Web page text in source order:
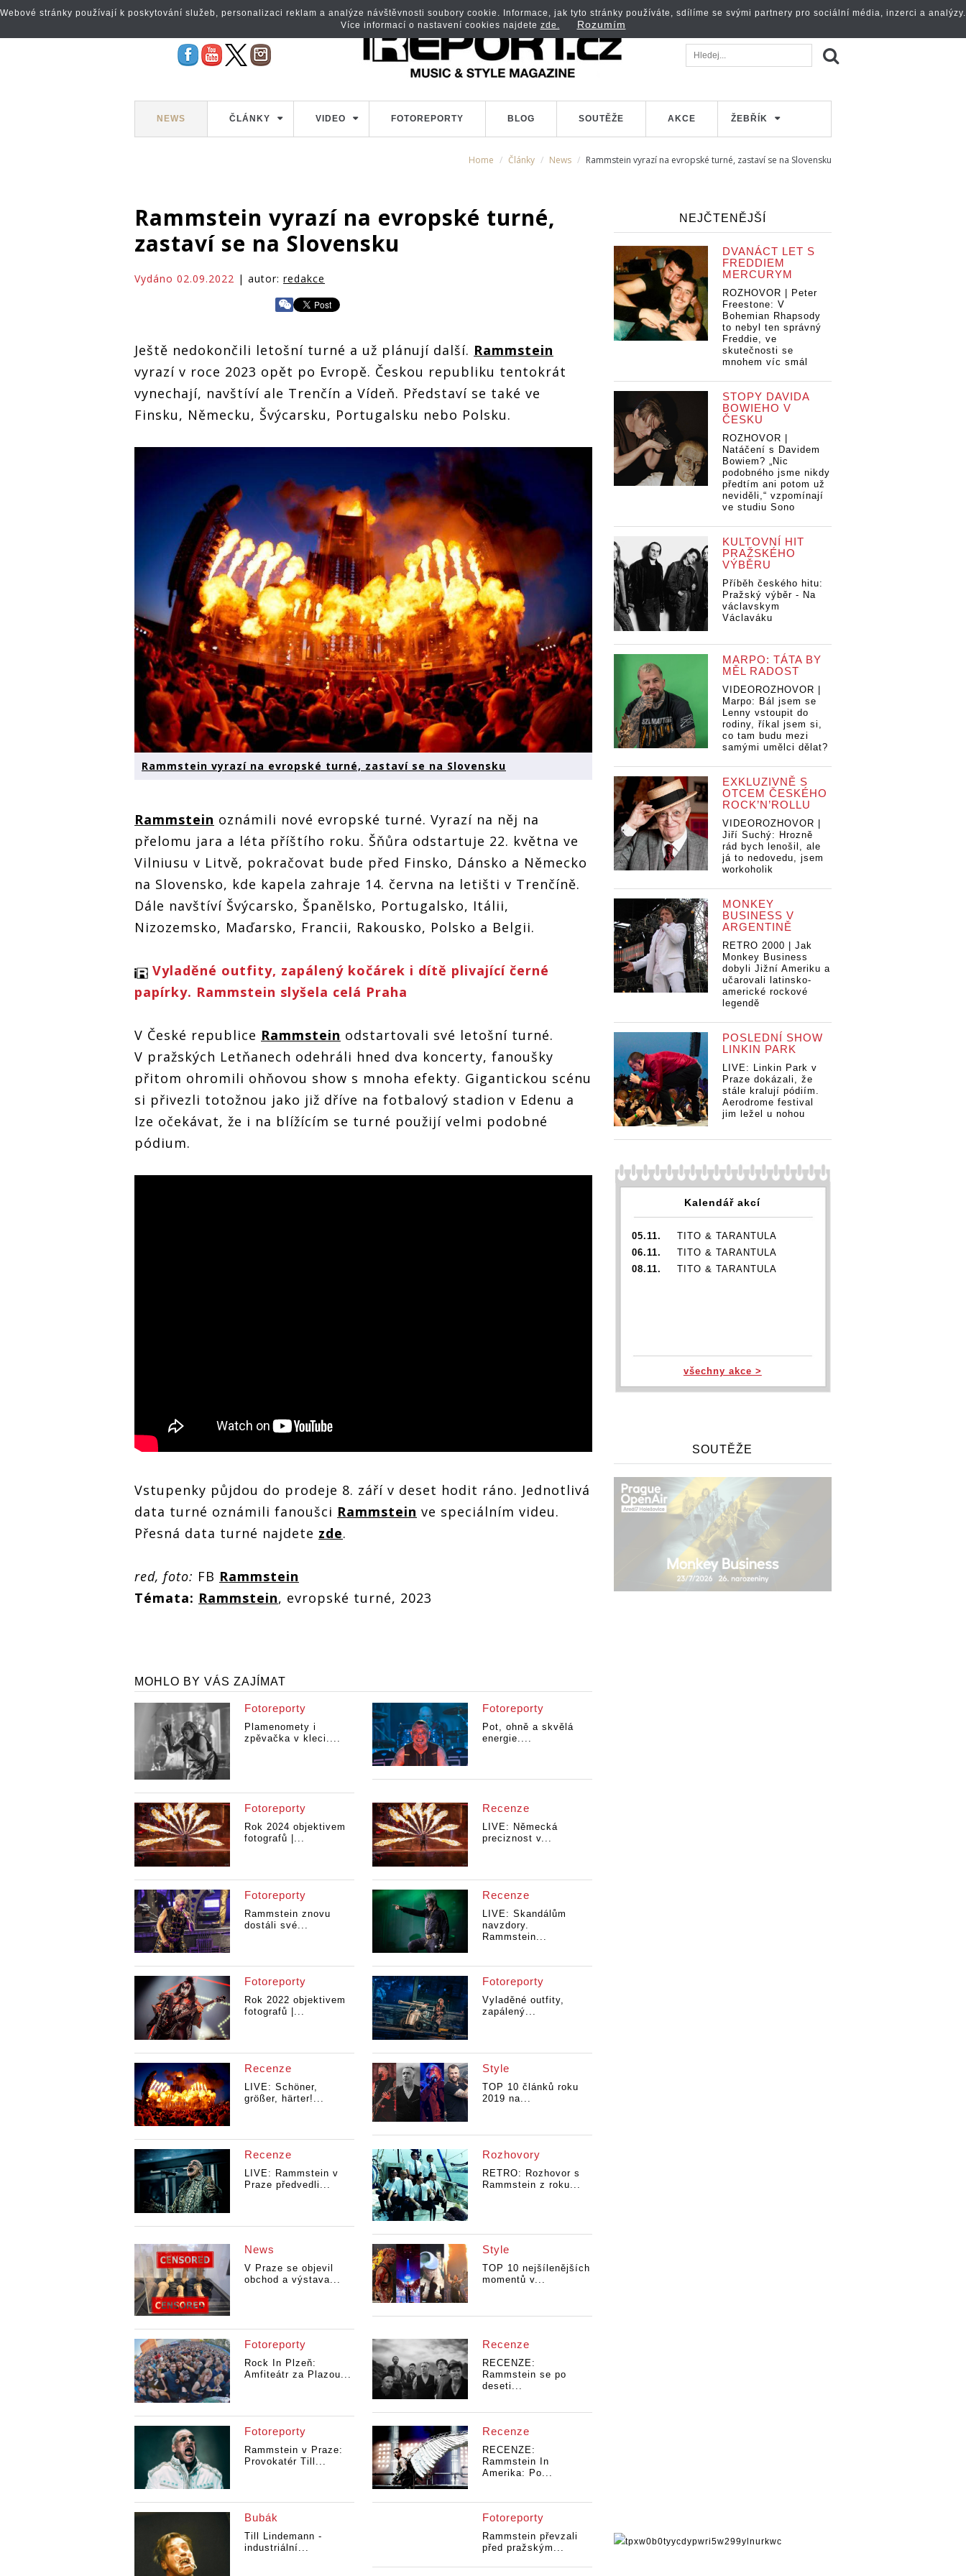
NEWS ČLÁNKY VIDEO FOTOREPORTY BLOG SOUTĚŽE AKCE ŽEBŘÍK
Home Články News Rammstein vyrazí na evropské turné, zastaví se na Slovensku
Rammstein vyrazí na evropské turné,
zastaví se na Slovensku
Vydáno 02.09.2022 | autor: redakce
Ještě nedokončili letošní turné a už plánují další. Rammstein
vyrazí v roce 2023 opět po Evropě. Českou republiku tentokrát
vynechají, navštíví ale Trenčín a Vídeň. Představí se také ve
Finsku, Německu, Švýcarsku, Portugalsku nebo Polsku.
Rammstein vyrazí na evropské turné, zastaví se na Slovensku
Rammstein oznámili nové evropské turné. Vyrazí na něj na
přelomu jara a léta příštího roku. Šňůra odstartuje 22. května ve
Vilniusu v Litvě, pokračovat bude před Finsko, Dánsko a Německo
na Slovensko, kde kapela zahraje 14. června na letišti v Trenčíně.
Dále navštíví Švýcarsko, Španělsko, Portugalsko, Itálii,
Nizozemsko, Maďarsko, Francii, Rakousko, Polsko a Belgii.
Vyladěné outfity, zapálený kočárek i dítě plivající černé
papírky. Rammstein slyšela celá Praha
V České republice Rammstein odstartovali své letošní turné.
V pražských Letňanech odehráli hned dva koncerty, fanoušky
přitom ohromili ohňovou show s mnoha efekty. Gigantickou scénu
si přivezli totožnou jako již dříve na fotbalový stadion v Edenu a
lze očekávat, že i na blížícím se turné použijí velmi podobné
pódium.
Vstupenky půjdou do prodeje 8. září v deset hodit ráno. Jednotlivá
data turné oznámili fanoušci Rammstein ve speciálním videu.
Přesná data turné najdete zde.
red, foto: FB Rammstein
Témata: Rammstein, evropské turné, 2023
MOHLO BY VÁS ZAJÍMAT
Fotoreporty
Plamenomety i
zpěvačka v kleci....
Fotoreporty
Pot, ohně a skvělá
energie....
Fotoreporty
Rok 2024 objektivem
fotografů |...
Recenze
LIVE: Německá
preciznost v...
Fotoreporty
Rammstein znovu
dostáli své...
Recenze
LIVE: Skandálům
navzdory.
Rammstein...
Fotoreporty
Rok 2022 objektivem
fotografů |...
Fotoreporty
Vyladěné outfity,
zapálený...
Recenze
LIVE: Schöner,
größer, härter!...
Style
TOP 10 článků roku
2019 na...
Recenze
LIVE: Rammstein v
Praze předvedli...
Rozhovory
RETRO: Rozhovor s
Rammstein z roku...
News
V Praze se objevil
obchod a výstava...
Style
TOP 10 nejšílenějších
momentů v...
Fotoreporty
Rock In Plzeň:
Amfiteátr za Plazou...
Recenze
RECENZE:
Rammstein se po
deseti...
Fotoreporty
Rammstein v Praze:
Provokatér Till...
Recenze
RECENZE:
Rammstein In
Amerika: Po...
Bubák
Till Lindemann -
industriální...
Fotoreporty
Rammstein převzali
před pražským...
NEJČTENĚJŠÍ
DVANÁCT LET S
FREDDIEM
MERCURYM
ROZHOVOR | Peter
Freestone: V
Bohemian Rhapsody
to nebyl ten správný
Freddie, ve
skutečnosti se
mnohem víc smál
STOPY DAVIDA
BOWIEHO V
ČESKU
ROZHOVOR |
Natáčení s Davidem
Bowiem? „Nic
podobného jsme nikdy
předtím ani potom už
neviděli,“ vzpomínají
ve studiu Sono
KULTOVNÍ HIT
PRAŽSKÉHO
VÝBĚRU
Příběh českého hitu:
Pražský výběr - Na
václavskym
Václaváku
MARPO: TÁTA BY
MĚL RADOST
VIDEOROZHOVOR |
Marpo: Bál jsem se
Lenny vstoupit do
rodiny, říkal jsem si,
co tam budu mezi
samými umělci dělat?
EXKLUZIVNĚ S
OTCEM ČESKÉHO
ROCK’N’ROLLU
VIDEOROZHOVOR |
Jiří Suchý: Hrozně
rád bych lenošil, ale
já to nedovedu, jsem
workoholik
MONKEY
BUSINESS V
ARGENTINĚ
RETRO 2000 | Jak
Monkey Business
dobyli Jižní Ameriku a
učarovali latinsko-
americké rockové
legendě
POSLEDNÍ SHOW
LINKIN PARK
LIVE: Linkin Park v
Praze dokázali, že
stále kralují pódiím.
Aerodrome festival
jim ležel u nohou
Kalendář akcí
05.11.
TITO & TARANTULA
06.11.
TITO & TARANTULA
08.11.
TITO & TARANTULA
všechny akce >
SOUTĚŽE
Webové stránky používají k poskytování služeb, personalizaci reklam a analýze návštěvnosti soubory cookie. Informace, jak tyto stránky používáte, sdílíme se svými partnery pro sociální média, inzerci a analýzy.
Více informací o nastavení cookies najdete zde. Rozumím